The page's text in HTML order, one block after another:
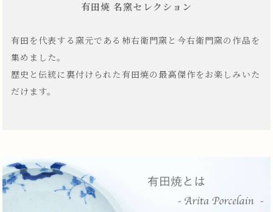
有田焼 名窯セレクション
有田を代表する窯元である柿右衛門窯と今右衛門窯の作品を
集めました。
歴史と伝統に裏付けられた有田焼の最高傑作をお楽しみいた
だけます。